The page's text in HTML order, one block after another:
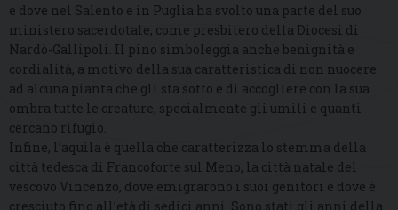
e dove nel Salento e in Puglia ha svolto una parte del suo
ministero sacerdotale, come presbitero della Diocesi di
Nardò-Gallipoli. Il pino simboleggia anche benignità e
cordialità, a motivo della sua caratteristica di non nuocere
ad alcuna pianta che gli sta sotto e di accogliere con la sua
ombra tutte le creature, specialmente gli umili e quanti
cercano rifugio.
Infine, l’aquila è quella che caratterizza lo stemma della
città tedesca di Francoforte sul Meno, la città natale del
vescovo Vincenzo, dove emigrarono i suoi genitori e dove è
cresciuto fino all’età di sedici anni. Sono stati gli anni della